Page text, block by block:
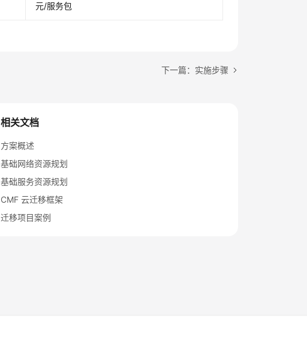
元/服务包
下一篇：实施步骤
相关文档
方案概述
基础网络资源规划
基础服务资源规划
CMF 云迁移框架
迁移项目案例